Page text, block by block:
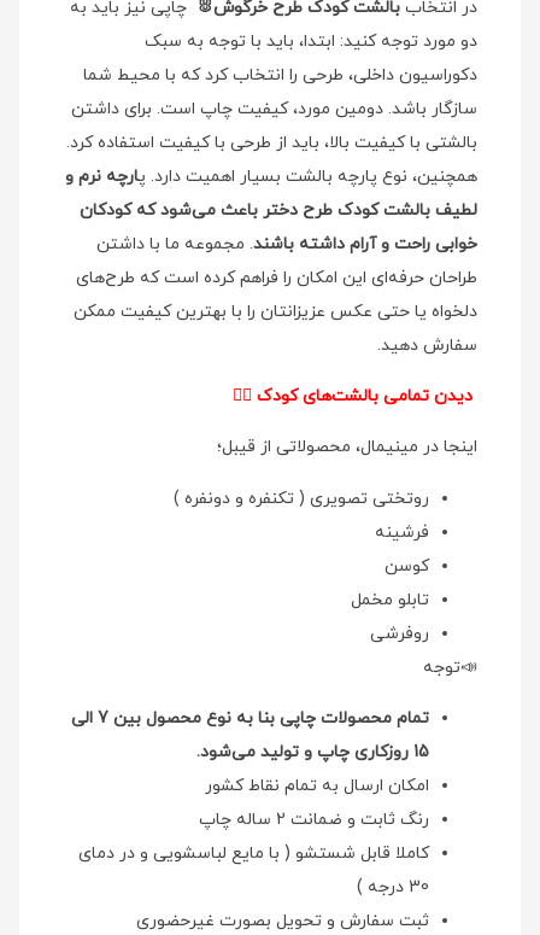
در انتخاب بالشت کودک طرح خرگوش🐰 چاپی نیز باید به
دو مورد توجه کنید: ابتدا، باید با توجه به سبک
دکوراسیون داخلی، طرحی را انتخاب کرد که با محیط شما
سازگار باشد. دومین مورد، کیفیت چاپ است. برای داشتن
بالشتی با کیفیت بالا، باید از طرحی با کیفیت استفاده کرد.
همچنین، نوع پارچه بالشت بسیار اهمیت دارد. پارچه نرم و
لطیف بالشت کودک طرح دختر باعث می‌شود که کودکان
خوابی راحت و آرام داشته باشند. مجموعه ما با داشتن
طراحان حرفه‌ای این امکان را فراهم کرده است که طرح‌های
دلخواه یا حتی عکس عزیزانتان را با بهترین کیفیت ممکن
سفارش دهید.
دیدن تمامی بالشت‌های کودک 👉🏻
اینجا در مینیمال، محصولاتی از قیبل؛
روتختی تصویری ( تکنفره و دونفره )
فرشینه
کوسن
تابلو مخمل
روفرشی
📣توجه
تمام محصولات چاپی بنا به نوع محصول بین 7 الی
15 روزکاری چاپ و تولید می‌شود.
امکان ارسال به تمام نقاط کشور
رنگ ثابت و ضمانت 2 ساله چاپ
کاملا قابل شستشو ( با مایع لباسشویی و در دمای
30 درجه )
ثبت سفارش و تحویل بصورت غیرحضوری